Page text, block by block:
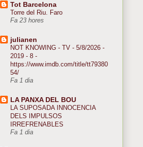
Tot Barcelona
Torre del Riu. Faro
Fa 23 hores
julianen
NOT KNOWING - TV - 5/8/2026 -
2019 - 8 -
https://www.imdb.com/title/tt79380
54/
Fa 1 dia
LA PANXA DEL BOU
LA SUPOSADA INNOCENCIA
DELS IMPULSOS
IRREFRENABLES
Fa 1 dia